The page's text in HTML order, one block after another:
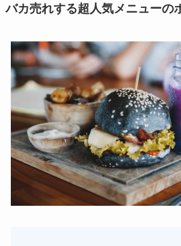
バカ売れする超人気メニューの